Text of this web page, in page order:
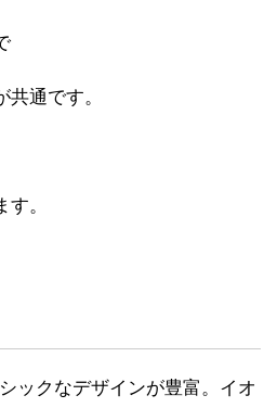
通です。
。
ックなデザインが豊富。イオ